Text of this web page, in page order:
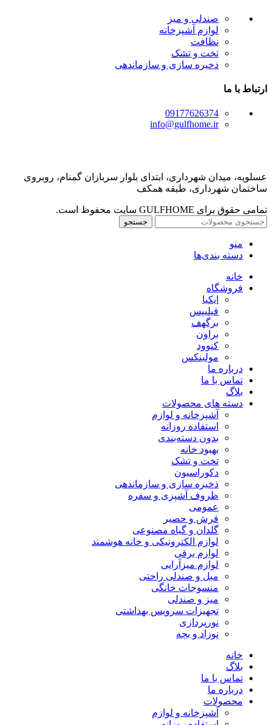
صندلی و میز
لوازم آشپزخانه
نظافت
تخت و تشک
ذخیره سازی و سازماندهی
ارتباط با ما
09177626374
info@gulfhome.ir
عسلویه، میدان شهرداری، ابتدای بلوار سربازان گمنام، روبروی
ساختمان شهرداری، طبقه همکف
تمامی حقوق برای GULFHOME سایت محفوظ است.
جستجو
منو
دسته بندی‌ها
خانه
فروشگاه
ایکیا
فیلیپس
برگهف
براون
کنوود
مولینکس
درباره ما
تماس با ما
بلاگ
دسته های محصولات
آشپزخانه و لوازم
استفاده روزانه
بدون دسته‌بندی
بهبود خانه
تخت و تشک
دکوراسیون
ذخیره سازی و سازماندهی
ظروف آشپزی و سفره
عمومی
فرش و حصیر
گلدان و گیاه مصنوعی
لوازم الکترونیکی و خانه هوشمند
لوازم برقی
لوازم میزآرایی
مبل و صندلی راحتی
منسوجات خانگی
میز و صندلی
تجهیزات سرویس بهداشتی
نورپردازی
نوزاد و بچه
خانه
بلاگ
تماس با ما
درباره ما
محصولات
آشپزخانه و لوازم